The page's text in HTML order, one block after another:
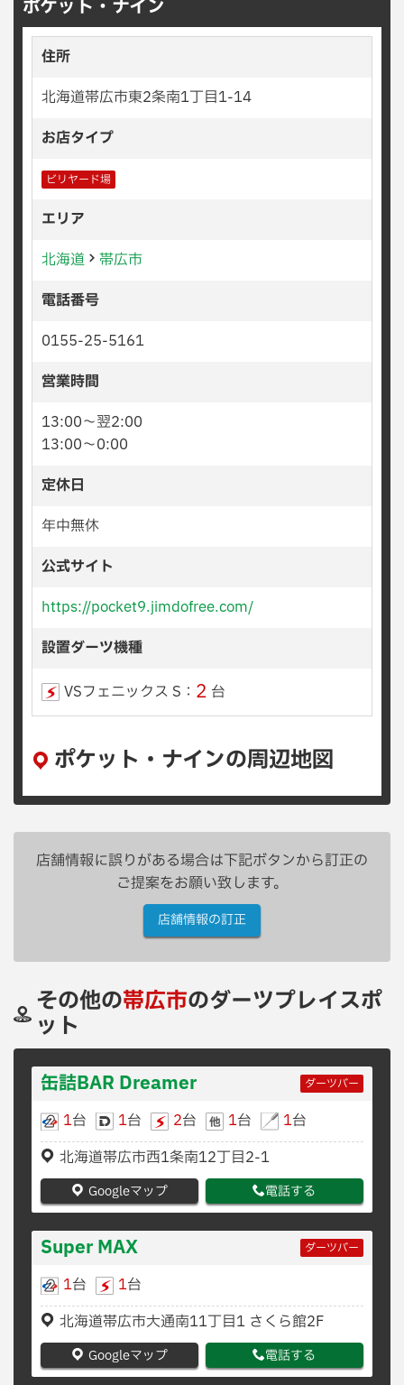
ポケット・ナイン
住所
北海道帯広市東2条南1丁目1-14
お店タイプ
ビリヤード場
エリア
北海道
帯広市
電話番号
0155-25-5161
営業時間
13:00〜翌2:00
13:00〜0:00
定休日
年中無休
公式サイト
https://pocket9.jimdofree.com/
設置ダーツ機種
VSフェニックス S： 2 台
ポケット・ナインの周辺地図
店舗情報に誤りがある場合は下記ボタンから訂正の
ご提案をお願い致します。
店舗情報の訂正
その他の帯広市のダーツプレイスポ
ット
缶詰BAR Dreamer ダーツバー
1台 1台 2台 1台 1台
北海道帯広市西1条南12丁目2-1
Googleマップ 電話する
Super MAX ダーツバー
1台 1台
北海道帯広市大通南11丁目1 さくら館2F
Googleマップ 電話する